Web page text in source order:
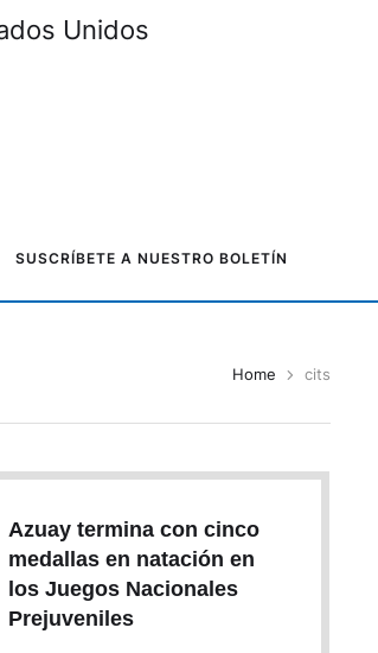
Unidos
SUSCRÍBETE A NUESTRO BOLETÍN
Home cits
Azuay termina con cinco
medallas en natación en
los Juegos Nacionales
Prejuveniles